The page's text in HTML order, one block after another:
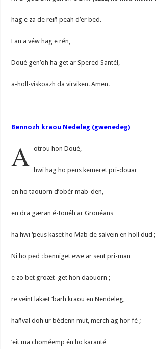
hag e za de reiñ peah d’er bed.
Eañ a véw hag e rén,
Doué gen’oh ha get ar Spered Santél,
a-holl-viskoazh da virviken. Amen.
Bennozh kraou Nedeleg (gwenedeg)
A otrou hon Doué,
hwi hag ho peus kemeret pri-douar
en ho taouorn d’obér mab-den,
en dra gærañ é-touéh ar Grouéañs
ha hwi ‘peus kaset ho Mab de salvein en holl dud ;
Ni ho ped : benniget ewe ar sent pri-mañ
e zo bet groæt get hon daouorn ;
re veint lakæt ‘barh kraou en Nendeleg,
hañval doh ur bédenn mut, merch ag hor fé ;
‘eit ma choméemp én ho karanté